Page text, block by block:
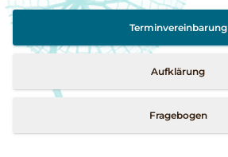
Terminvereinbarung
Aufklärung
Fragebogen